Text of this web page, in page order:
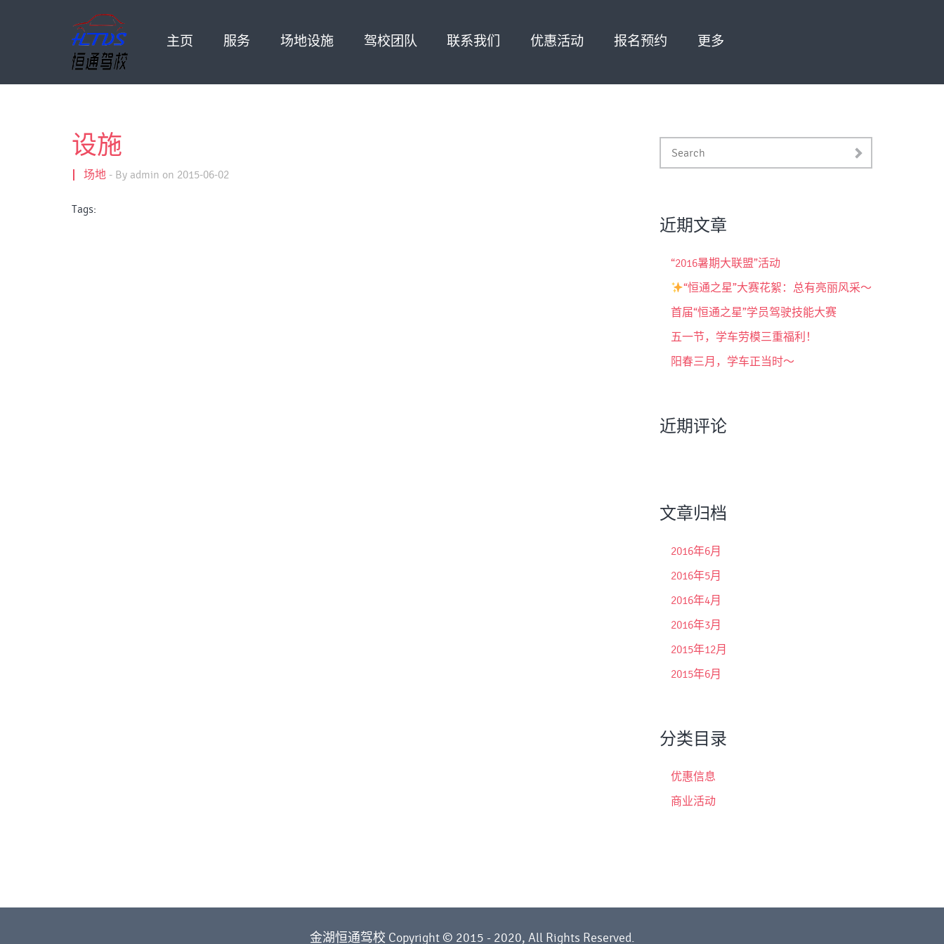
主页 服务 场地设施 驾校团队 联系我们 优惠活动 报名预约 更多
设施
场地 - By admin on 2015-06-02
Tags:
近期文章
“2016暑期大联盟”活动
“恒通之星”大赛花絮：总有亮丽风采～
首届“恒通之星”学员驾驶技能大赛
五一节，学车劳模三重福利！
阳春三月，学车正当时～
近期评论
文章归档
2016年6月
2016年5月
2016年4月
2016年3月
2015年12月
2015年6月
分类目录
优惠信息
商业活动
金湖恒通驾校 Copyright © 2015 - 2020, All Rights Reserved.